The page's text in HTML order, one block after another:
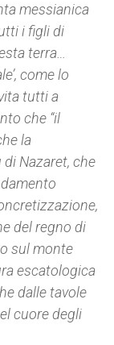
messianica
i figli di
terra…
come lo
tutti a
che “il
la
Nazaret, che
del regno di
sul monte
escatologica
dalle tavole
cuore degli